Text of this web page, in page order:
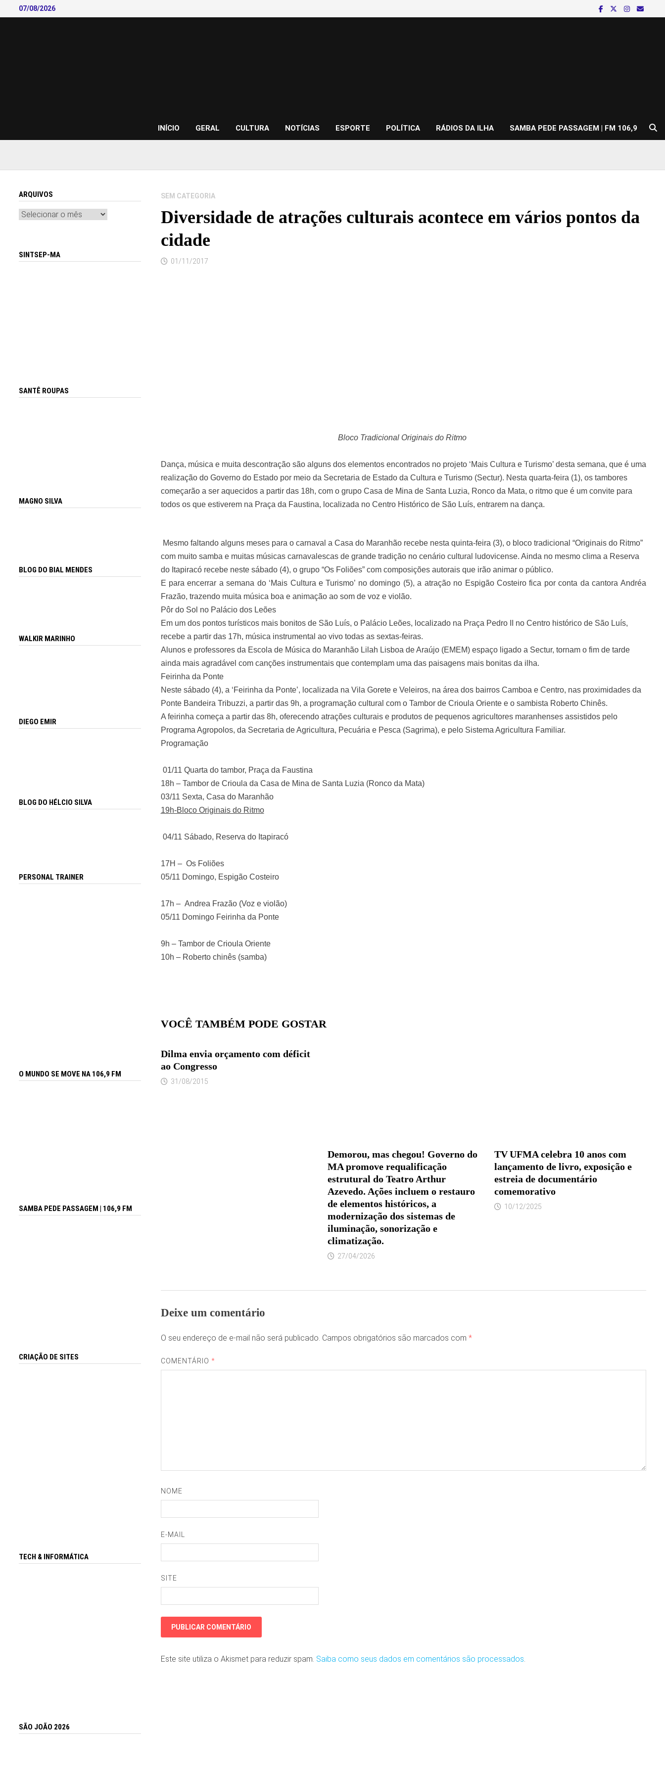
to
07/08/2026
INÍCIO GERAL CULTURA NOTÍCIAS ESPORTE POLÍTICA RÁDIOS DA ILHA SAMBA PEDE PASSAGEM | FM 106,9
SEM CATEGORIA
Diversidade de atrações culturais acontece em vários pontos da
cidade
01/11/2017
Bloco Tradicional Originais do Ritmo
Dança, música e muita descontração são alguns dos elementos encontrados no projeto ‘Mais Cultura e Turismo’ desta semana, que é uma
realização do Governo do Estado por meio da Secretaria de Estado da Cultura e Turismo (Sectur). Nesta quarta-feira (1), os tambores
começarão a ser aquecidos a partir das 18h, com o grupo Casa de Mina de Santa Luzia, Ronco da Mata, o ritmo que é um convite para
todos os que estiverem na Praça da Faustina, localizada no Centro Histórico de São Luís, entrarem na dança.
Mesmo faltando alguns meses para o carnaval a Casa do Maranhão recebe nesta quinta-feira (3), o bloco tradicional “Originais do Ritmo”
com muito samba e muitas músicas carnavalescas de grande tradição no cenário cultural ludovicense. Ainda no mesmo clima a Reserva
do Itapiracó recebe neste sábado (4), o grupo “Os Foliões” com composições autorais que irão animar o público.
E para encerrar a semana do ‘Mais Cultura e Turismo’ no domingo (5), a atração no Espigão Costeiro fica por conta da cantora Andréa
Frazão, trazendo muita música boa e animação ao som de voz e violão.
Pôr do Sol no Palácio dos Leões
Em um dos pontos turísticos mais bonitos de São Luís, o Palácio Leões, localizado na Praça Pedro II no Centro histórico de São Luís,
recebe a partir das 17h, música instrumental ao vivo todas as sextas-feiras.
Alunos e professores da Escola de Música do Maranhão Lilah Lisboa de Araújo (EMEM) espaço ligado a Sectur, tornam o fim de tarde
ainda mais agradável com canções instrumentais que contemplam uma das paisagens mais bonitas da ilha.
Feirinha da Ponte
Neste sábado (4), a ‘Feirinha da Ponte’, localizada na Vila Gorete e Veleiros, na área dos bairros Camboa e Centro, nas proximidades da
Ponte Bandeira Tribuzzi, a partir das 9h, a programação cultural com o Tambor de Crioula Oriente e o sambista Roberto Chinês.
A feirinha começa a partir das 8h, oferecendo atrações culturais e produtos de pequenos agricultores maranhenses assistidos pelo
Programa Agropolos, da Secretaria de Agricultura, Pecuária e Pesca (Sagrima), e pelo Sistema Agricultura Familiar.
Programação
01/11 Quarta do tambor, Praça da Faustina
18h – Tambor de Crioula da Casa de Mina de Santa Luzia (Ronco da Mata)
03/11 Sexta, Casa do Maranhão
19h-Bloco Originais do Ritmo
04/11 Sábado, Reserva do Itapiracó
17H – Os Foliões
05/11 Domingo, Espigão Costeiro
17h – Andrea Frazão (Voz e violão)
05/11 Domingo Feirinha da Ponte
9h – Tambor de Crioula Oriente
10h – Roberto chinês (samba)
VOCÊ TAMBÉM PODE GOSTAR
Dilma envia orçamento com déficit
ao Congresso
31/08/2015
Demorou, mas chegou! Governo do
MA promove requalificação
estrutural do Teatro Arthur
Azevedo. Ações incluem o restauro
de elementos históricos, a
modernização dos sistemas de
iluminação, sonorização e
climatização.
27/04/2026
TV UFMA celebra 10 anos com
lançamento de livro, exposição e
estreia de documentário
comemorativo
10/12/2025
Deixe um comentário
O seu endereço de e-mail não será publicado. Campos obrigatórios são marcados com *
COMENTÁRIO*
NOME
E-MAIL
SITE
Este site utiliza o Akismet para reduzir spam. Saiba como seus dados em comentários são processados.
ARQUIVOS
Arquivos
SINTSEP-MA
SANTÊ ROUPAS
MAGNO SILVA
BLOG DO BIAL MENDES
WALKIR MARINHO
DIEGO EMIR
BLOG DO HÉLCIO SILVA
PERSONAL TRAINER
O MUNDO SE MOVE NA 106,9 FM
SAMBA PEDE PASSAGEM | 106,9 FM
CRIAÇÃO DE SITES
TECH & INFORMÁTICA
SÃO JOÃO 2026